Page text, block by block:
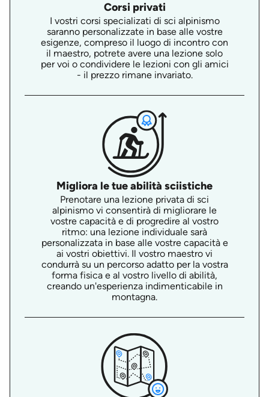
Corsi privati
I vostri corsi specializati di sci alpinismo
saranno personalizzate in base alle vostre
esigenze, compreso il luogo di incontro con
il maestro, potrete avere una lezione solo
per voi o condividere le lezioni con gli amici
- il prezzo rimane invariato.
Migliora le tue abilità sciistiche
Prenotare una lezione privata di sci
alpinismo vi consentirà di migliorare le
vostre capacità e di progredire al vostro
ritmo: una lezione individuale sarà
personalizzata in base alle vostre capacità e
ai vostri obiettivi. Il vostro maestro vi
condurrà su un percorso adatto per la vostra
forma fisica e al vostro livello di abilità,
creando un'esperienza indimenticabile in
montagna.